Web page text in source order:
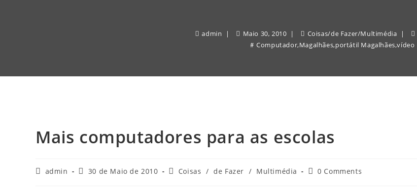
admin Maio 30, 2010 Coisas/de Fazer/Multimédia
Computador,Magalhães,portátil Magalhães,vídeo
Mais computadores para as escolas
Postadmin
Post30 de Maio de 2010
PostCoisas / de Fazer / Multimédia
Post0 Comments